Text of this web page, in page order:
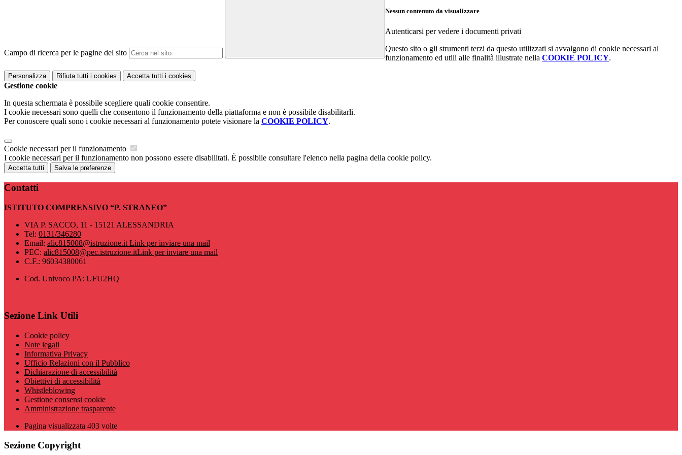
Campo di ricerca per le pagine del sito
Nessun contenuto da visualizzare
Autenticarsi per vedere i documenti privati
Questo sito o gli strumenti terzi da questo utilizzati si avvalgono di cookie necessari al
funzionamento ed utili alle finalità illustrate nella COOKIE POLICY.
Personalizza Rifiuta tutti i cookies Accetta tutti i cookies
Gestione cookie
In questa schermata è possibile scegliere quali cookie consentire.
I cookie necessari sono quelli che consentono il funzionamento della piattaforma e non è possibile disabilitarli.
Per conoscere quali sono i cookie necessari al funzionamento potete visionare la COOKIE POLICY.
Cookie necessari per il funzionamento
I cookie necessari per il funzionamento non possono essere disabilitati. È possibile consultare l'elenco nella pagina della cookie policy.
Accetta tutti Salva le preferenze
Contatti
ISTITUTO COMPRENSIVO “P. STRANEO”
VIA P. SACCO, 11 - 15121 ALESSANDRIA
Tel: 0131/346280
Email: alic815008@istruzione.it Link per inviare una mail
PEC: alic815008@pec.istruzione.itLink per inviare una mail
C.F.: 96034380061
Cod. Univoco PA: UFU2HQ
Sezione Link Utili
Cookie policy
Note legali
Informativa Privacy
Ufficio Relazioni con il Pubblico
Dichiarazione di accessibilità
Obiettivi di accessibilità
Whistleblowing
Gestione consensi cookie
Amministrazione trasparente
Pagina visualizzata 403 volte
Sezione Copyright